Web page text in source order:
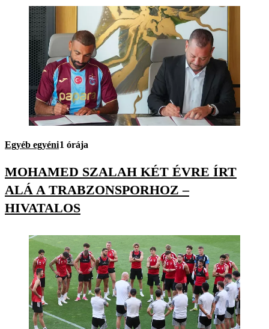
Egyéb egyéni1 órája
MOHAMED SZALAH KÉT ÉVRE ÍRT
ALÁ A TRABZONSPORHOZ –
HIVATALOS